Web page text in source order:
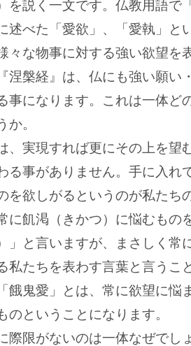
を説く一文です。仏教用語で
述べた「愛欲」、「愛執」と
々な物事に対する強い欲望を
涅槃経』は、仏にも強い願い
事になります。これは一体ど
か。
実現すれば更にその上を望
る事がありません。手に入れ
を欲しがるというのが私たち
に飢渇（きかつ）に悩むもの
」と言いますが、まさしく常
私たちを表わす言葉と言うこ
餓鬼愛」とは、常に欲望に悩
のということになります。
限がないのは一体なぜでし